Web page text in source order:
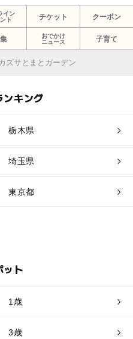
イン
ト
チケット クーポン
おでかけ
ニュース
子育て
カズサとまとガーデン
ンキング
栃木県
埼玉県
東京都
ット
1歳
3歳